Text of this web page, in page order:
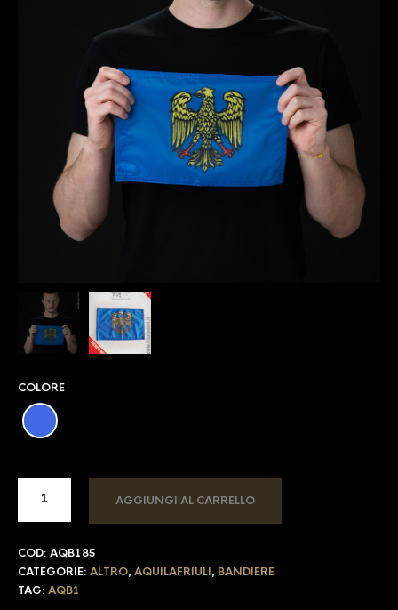
COLORE
AGGIUNGI AL CARRELLO
COD: AQB185
CATEGORIE: ALTRO,AQUILAFRIULI, BANDIERE
TAG: AQB1